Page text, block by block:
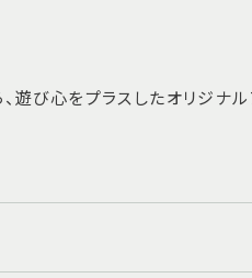
遊び心をプラスしたオリジナ